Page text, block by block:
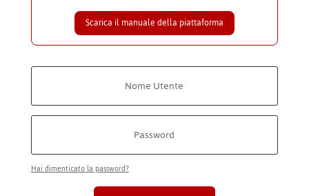
Scarica il manuale della piattaforma
Hai dimenticato la password?